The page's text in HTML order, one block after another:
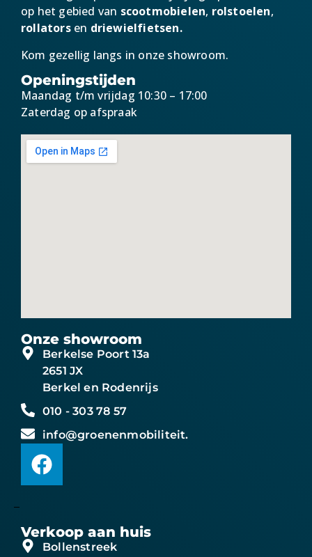
op het gebied van scootmobielen, rolstoelen,
rollatorsen driewielfietsen.
Kom gezellig langs in onze showroom.
Openingstijden
Maandag t/m vrijdag 10:30 – 17:00
Zaterdag op afspraak
Onze showroom
Berkelse Poort 13a
2651 JX
Berkel en Rodenrijs
010 - 303 78 57
info@groenenmobiliteit.
Verkoop aan huis
Bollenstreek